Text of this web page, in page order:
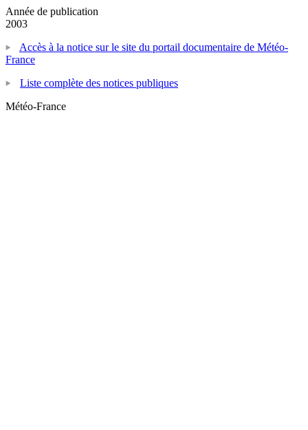
Année de publication
2003
Accès à la notice sur le site du portail documentaire de Météo-
France
Liste complète des notices publiques
Météo-France